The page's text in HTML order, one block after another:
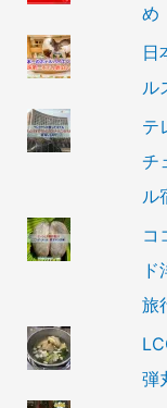
め
日
ル
テ
チ
ル
コ
旅
弾